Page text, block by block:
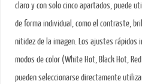
claro y con solo cinco apartados, puede
de forma individual, como el contraste,
nitidez de la imagen. Los ajustes rápidos
modos de color (White Hot, Black Hot,
pueden seleccionarse directamente